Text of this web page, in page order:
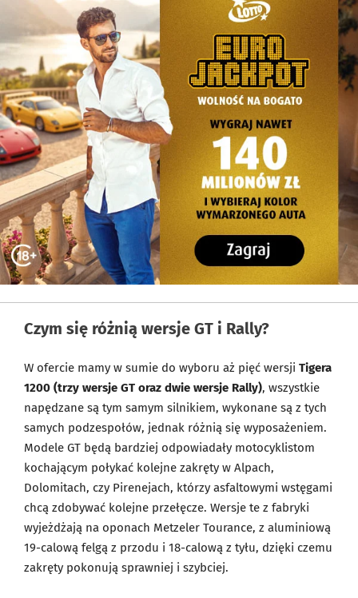
Czym się różnią wersje GT i Rally?
W ofercie mamy w sumie do wyboru aż pięć wersji Tigera
1200 (trzy wersje GT oraz dwie wersje Rally), wszystkie
napędzane są tym samym silnikiem, wykonane są z tych
samych podzespołów, jednak różnią się wyposażeniem.
Modele GT będą bardziej odpowiadały motocyklistom
kochającym połykać kolejne zakręty w Alpach,
Dolomitach, czy Pirenejach, którzy asfaltowymi wstęgami
chcą zdobywać kolejne przełęcze. Wersje te z fabryki
wyjeżdżają na oponach Metzeler Tourance, z aluminiową
19-calową felgą z przodu i 18-calową z tyłu, dzięki czemu
zakręty pokonują sprawniej i szybciej.